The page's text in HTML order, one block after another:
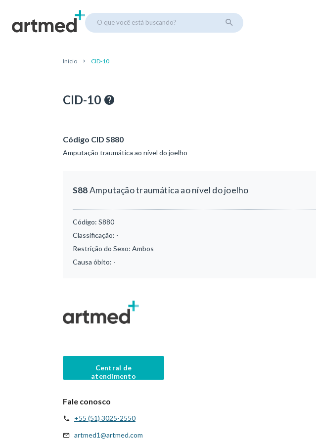
O que você está buscando?
Início CID-10
CID-10
Código CID S880
Amputação traumática ao nível do joelho
S88Amputação traumática ao nível do joelho
Código: S880
Classificação: -
Restrição do Sexo: Ambos
Causa óbito: -
Central de
atendimento
Fale conosco
+55 (51) 3025-2550
artmed1@artmed.com